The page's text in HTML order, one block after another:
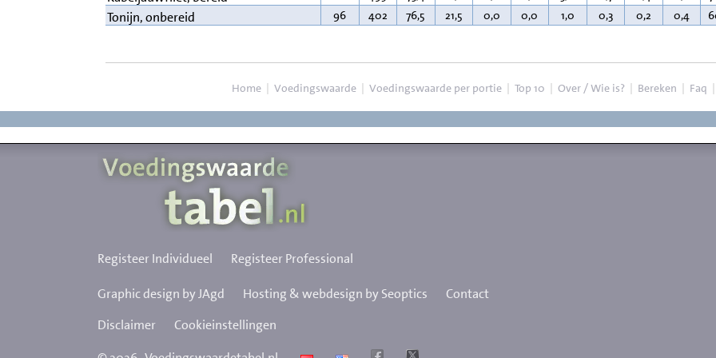
Tonijn, onbereid 96 402 76,5 21,5 0,0 0,0 1,0 0,3 0,2 0,4
Home | Voedingswaarde | Voedingswaarde per portie | Top 10 | Over / Wie is? | Bereken | Faq |
Registeer Individueel Registeer Professional
Graphic design by JAgd Hosting & webdesign by Seoptics
Contact
Disclaimer
Cookieinstellingen